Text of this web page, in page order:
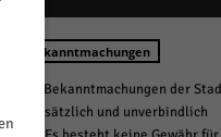
Bekanntmachungen
Bekanntmachungen der
hier zusätzlich und unverbindlich